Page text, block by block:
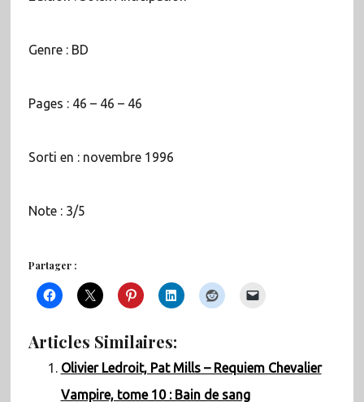
Genre : BD
Pages : 46 – 46 – 46
Sorti en : novembre 1996
Note : 3/5
Partager :
Articles Similaires:
Olivier Ledroit, Pat Mills – Requiem Chevalier
Vampire, tome 10 : Bain de sang